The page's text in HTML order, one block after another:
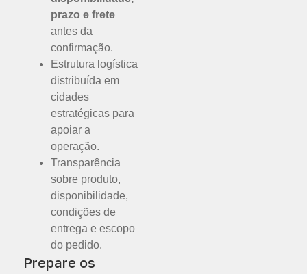
prazo e frete
antes da
confirmação.
Estrutura logística
distribuída em
cidades
estratégicas para
apoiar a
operação.
Transparência
sobre produto,
disponibilidade,
condições de
entrega e escopo
do pedido.
Prepare os